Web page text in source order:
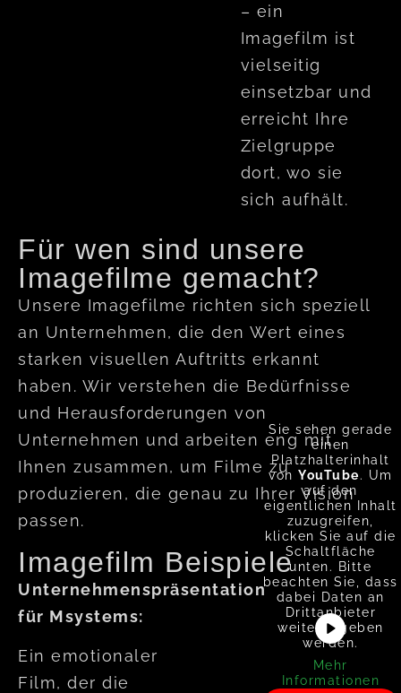
– ein
Imagefilm ist
vielseitig
einsetzbar und
erreicht Ihre
Zielgruppe
dort, wo sie
sich aufhält.
Für wen sind unsere
Imagefilme gemacht?
Unsere Imagefilme richten sich speziell
an Unternehmen, die den Wert eines
starken visuellen Auftritts erkannt
haben. Wir verstehen die Bedürfnisse
und Herausforderungen von
Unternehmen und arbeiten eng mit
Ihnen zusammen, um Filme zu
produzieren, die genau zu Ihrer Vision
passen.
Imagefilm Beispiele
Unternehmenspräsentation
für Msystems:
Ein emotionaler
Film, der die
Sie sehen gerade
einen
Platzhalterinhalt
vonYouTube. Um
auf den
eigentlichen Inhalt
zuzugreifen,
klicken Sie auf die
Schaltfläche
unten. Bitte
beachten Sie, dass
dabei Daten an
Drittanbieter
weitergegeben
werden.
Mehr
Informationen